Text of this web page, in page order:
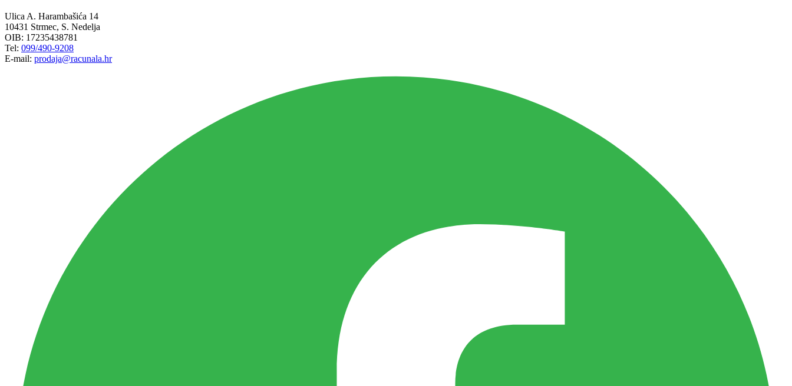
Ulica A. Harambašića 14
10431 Strmec, S. Nedelja
OIB: 17235438781
Tel: 099/490-9208
E-mail: prodaja@racunala.hr